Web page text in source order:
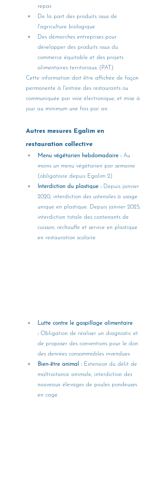
repas
De la part des produits issus de
l'agriculture biologique
Des démarches entreprises pour
développer des produits issus du
commerce équitable et des projets
alimentaires territoriaux (PAT)
Cette information doit être affichée de façon
permanente à l'entrée des restaurants ou
communiquée par voie électronique, et mise à
jour au minimum une fois par an.
Autres mesures Egalim en
restauration collective
Menu végétarien hebdomadaire : Au
moins un menu végétarien par semaine
(obligatoire depuis Egalim 2)
Interdiction du plastique : Depuis janvier
2020, interdiction des ustensiles à usage
unique en plastique. Depuis janvier 2025,
interdiction totale des contenants de
cuisson, réchauffe et service en plastique
en restauration scolaire
Lutte contre le gaspillage alimentaire
: Obligation de réaliser un diagnostic et
de proposer des conventions pour le don
des denrées consommables invendues
Bien-être animal : Extension du délit de
maltraitance animale, interdiction des
nouveaux élevages de poules pondeuses
en cage